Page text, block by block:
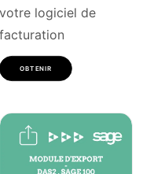
votre logiciel de
facturation
OBTENIR